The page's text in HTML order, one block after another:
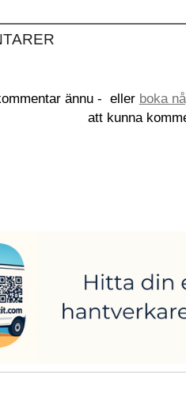
ännu - eller boka
att kunna